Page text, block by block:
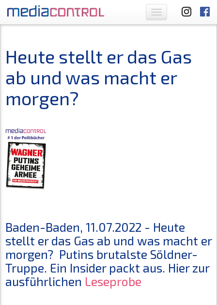
Toggle
navigation
Heute stellt er das Gas
ab und was macht er
morgen?
Baden-Baden, 11.07.2022 - Heute
stellt er das Gas ab und was macht er
morgen? Putins brutalste Söldner-
Truppe. Ein Insider packt aus. Hier zur
ausführlichen Leseprobe